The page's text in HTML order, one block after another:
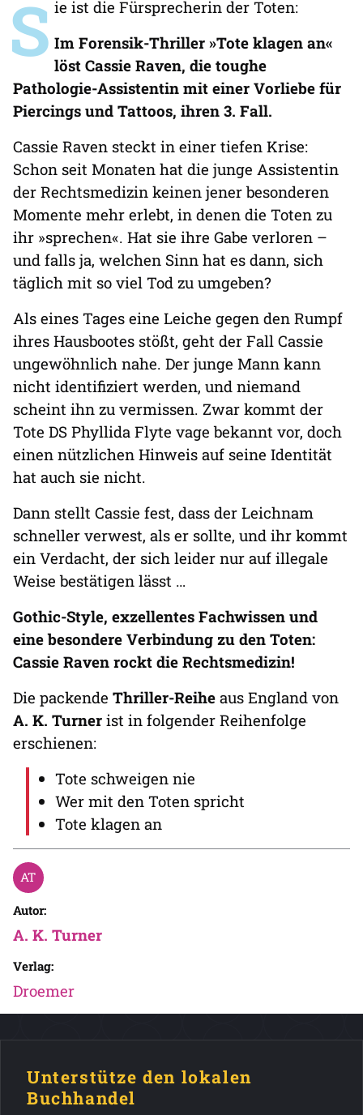
S ie ist die Fürsprecherin der Toten:
Im Forensik-Thriller »Tote klagen an«
löst Cassie Raven, die toughe
Pathologie-Assistentin mit einer Vorliebe für
Piercings und Tattoos, ihren 3. Fall.
Cassie Raven steckt in einer tiefen Krise:
Schon seit Monaten hat die junge Assistentin
der Rechtsmedizin keinen jener besonderen
Momente mehr erlebt, in denen die Toten zu
ihr »sprechen«. Hat sie ihre Gabe verloren –
und falls ja, welchen Sinn hat es dann, sich
täglich mit so viel Tod zu umgeben?
Als eines Tages eine Leiche gegen den Rumpf
ihres Hausbootes stößt, geht der Fall Cassie
ungewöhnlich nahe. Der junge Mann kann
nicht identifiziert werden, und niemand
scheint ihn zu vermissen. Zwar kommt der
Tote DS Phyllida Flyte vage bekannt vor, doch
einen nützlichen Hinweis auf seine Identität
hat auch sie nicht.
Dann stellt Cassie fest, dass der Leichnam
schneller verwest, als er sollte, und ihr kommt
ein Verdacht, der sich leider nur auf illegale
Weise bestätigen lässt …
Gothic-Style, exzellentes Fachwissen und
eine besondere Verbindung zu den Toten:
Cassie Raven rockt die Rechtsmedizin!
Die packende Thriller-Reihe aus England von
A. K. Turner ist in folgender Reihenfolge
erschienen:
Tote schweigen nie
Wer mit den Toten spricht
Tote klagen an
Autor:
A. K. Turner
Verlag:
Droemer
Unterstütze den lokalen
Buchhandel